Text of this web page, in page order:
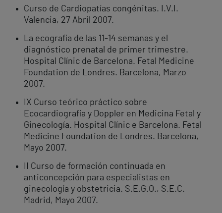
Curso de Cardiopatías congénitas. I.V.I.
Valencia, 27 Abril 2007.
La ecografía de las 11-14 semanas y el
diagnóstico prenatal de primer trimestre.
Hospital Clínic de Barcelona. Fetal Medicine
Foundation de Londres. Barcelona, Marzo
2007.
IX Curso teórico práctico sobre
Ecocardiografía y Doppler en Medicina Fetal y
Ginecología. Hospital Clínic e Barcelona. Fetal
Medicine Foundation de Londres. Barcelona,
Mayo 2007.
II Curso de formación continuada en
anticoncepción para especialistas en
ginecología y obstetricia. S.E.G.O., S.E.C.
Madrid, Mayo 2007.